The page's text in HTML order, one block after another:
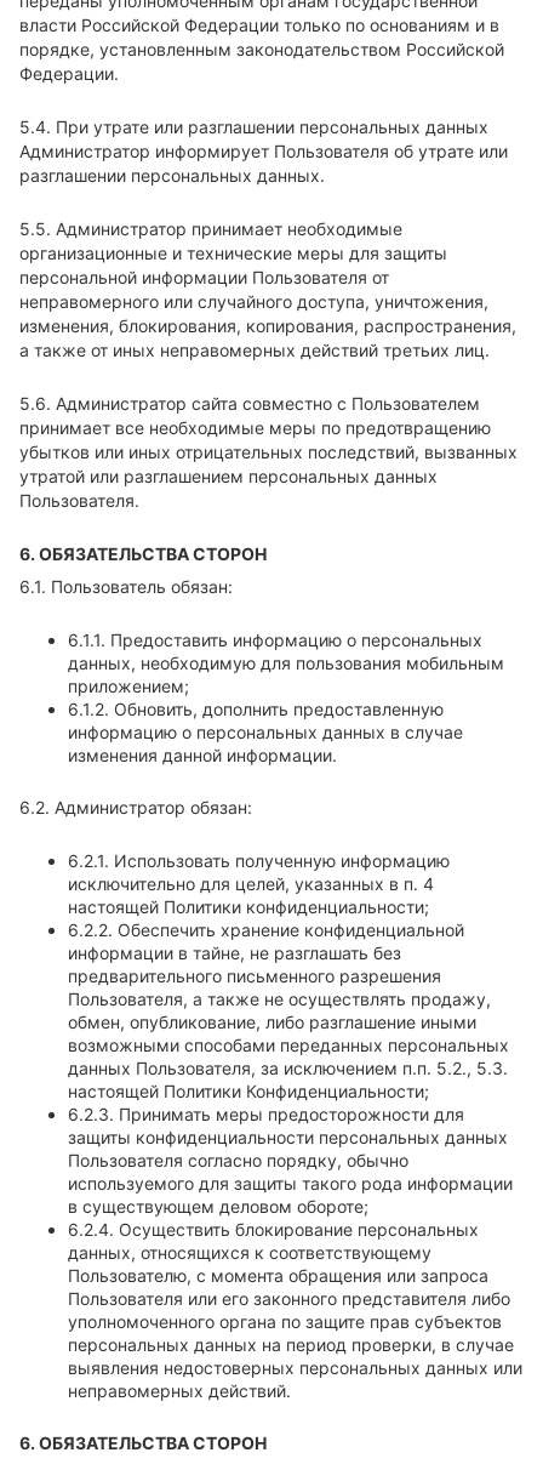
власти Российской Федерации только по основаниям и в
порядке, установленным законодательством Российской
Федерации.
5.4. При утрате или разглашении персональных данных
Администратор информирует Пользователя об утрате или
разглашении персональных данных.
5.5. Администратор принимает необходимые
организационные и технические меры для защиты
персональной информации Пользователя от
неправомерного или случайного доступа, уничтожения,
изменения, блокирования, копирования, распространения,
а также от иных неправомерных действий третьих лиц.
5.6. Администратор сайта совместно с Пользователем
принимает все необходимые меры по предотвращению
убытков или иных отрицательных последствий, вызванных
утратой или разглашением персональных данных
Пользователя.
6. ОБЯЗАТЕЛЬСТВА СТОРОН
6.1. Пользователь обязан:
6.1.1. Предоставить информацию о персональных
данных, необходимую для пользования мобильным
приложением;
6.1.2. Обновить, дополнить предоставленную
информацию о персональных данных в случае
изменения данной информации.
6.2. Администратор обязан:
6.2.1. Использовать полученную информацию
исключительно для целей, указанных в п. 4
настоящей Политики конфиденциальности;
6.2.2. Обеспечить хранение конфиденциальной
информации в тайне, не разглашать без
предварительного письменного разрешения
Пользователя, а также не осуществлять продажу,
обмен, опубликование, либо разглашение иными
возможными способами переданных персональных
данных Пользователя, за исключением п.п. 5.2., 5.3.
настоящей Политики Конфиденциальности;
6.2.3. Принимать меры предосторожности для
защиты конфиденциальности персональных данных
Пользователя согласно порядку, обычно
используемого для защиты такого рода информации
в существующем деловом обороте;
6.2.4. Осуществить блокирование персональных
данных, относящихся к соответствующему
Пользователю, с момента обращения или запроса
Пользователя или его законного представителя либо
уполномоченного органа по защите прав субъектов
персональных данных на период проверки, в случае
выявления недостоверных персональных данных или
неправомерных действий.
6. ОБЯЗАТЕЛЬСТВА СТОРОН